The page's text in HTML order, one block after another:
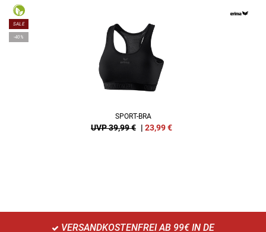
SALE
-40%
SPORT-BRA
UVP 39,99 € | 23,99€
VERSANDKOSTENFREI AB 99€ IN DE